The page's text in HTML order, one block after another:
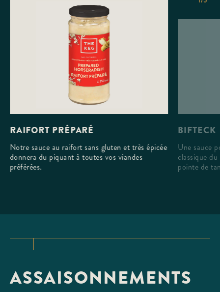
RAIFORT PRÉPARÉ
Notre sauce au raifort sans gluten et très épicée
donnera du piquant à toutes vos viandes
préférées.
BIFTECK
Une sauce
classique
pointe de
ASSAISONNEMENTS